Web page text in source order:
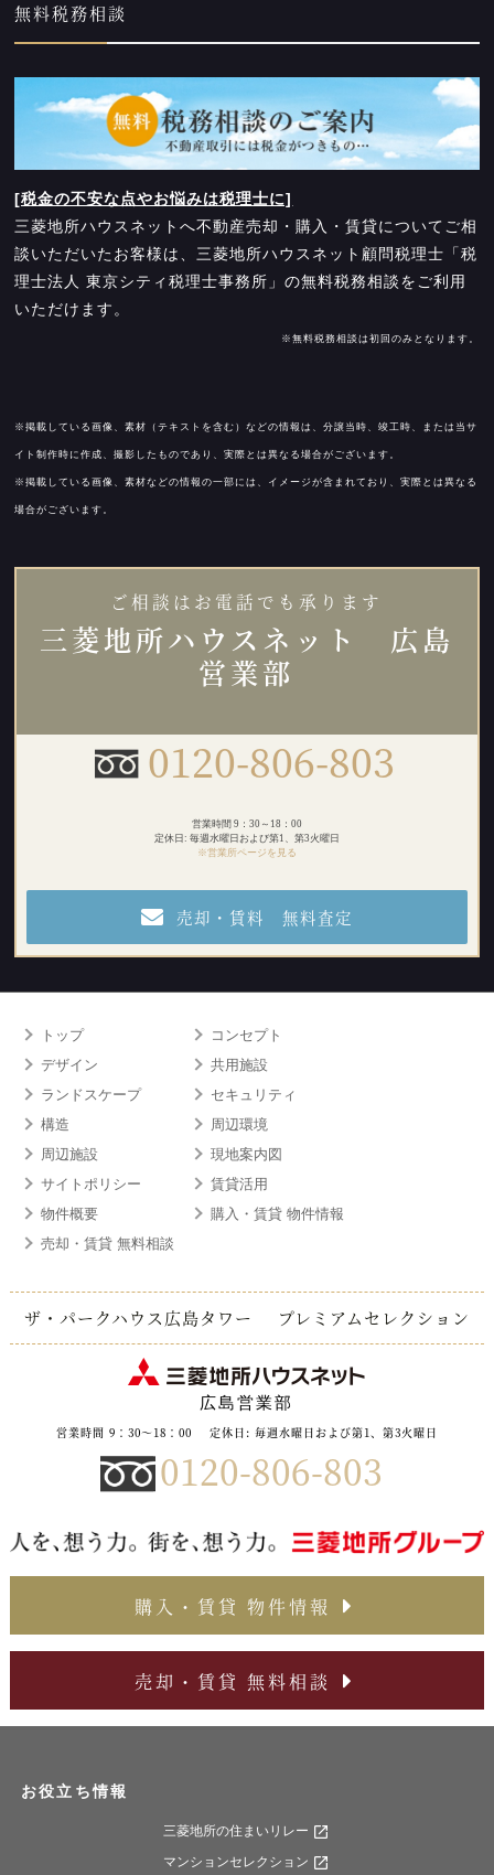
無料税務相談
[税金の不安な点やお悩みは税理士に]
三菱地所ハウスネットへ不動産売却・購入・賃貸についてご相
談いただいたお客様は、三菱地所ハウスネット顧問税理士「税
理士法人 東京シティ税理士事務所」の無料税務相談をご利用
いただけます。
※無料税務相談は初回のみとなります。
※掲載している画像、素材（テキストを含む）などの情報は、分譲当時、竣工時、または当サ
イト制作時に作成、撮影したものであり、実際とは異なる場合がございます。
※掲載している画像、素材などの情報の一部には、イメージが含まれており、実際とは異なる
場合がございます。
ご相談はお電話でも承ります
三菱地所ハウスネット 広島
営業部
0120-806-803
営業時間 9：30～18：00
定休日: 毎週水曜日および第1、第3火曜日
※営業所ページを見る
売却・賃料 無料査定
トップ
コンセプト
デザイン
共用施設
ランドスケープ
セキュリティ
構造
周辺環境
周辺施設
現地案内図
サイトポリシー
賃貸活用
物件概要
購入・賃貸 物件情報
売却・賃貸 無料相談
ザ・パークハウス広島タワー プレミアムセレクション
広島営業部
営業時間 9：30～18：00 定休日: 毎週水曜日および第1、第3火曜日
0120-806-803
購入・賃貸 物件情報
売却・賃貸 無料相談
お役立ち情報
三菱地所の住まいリレー
マンションセレクション